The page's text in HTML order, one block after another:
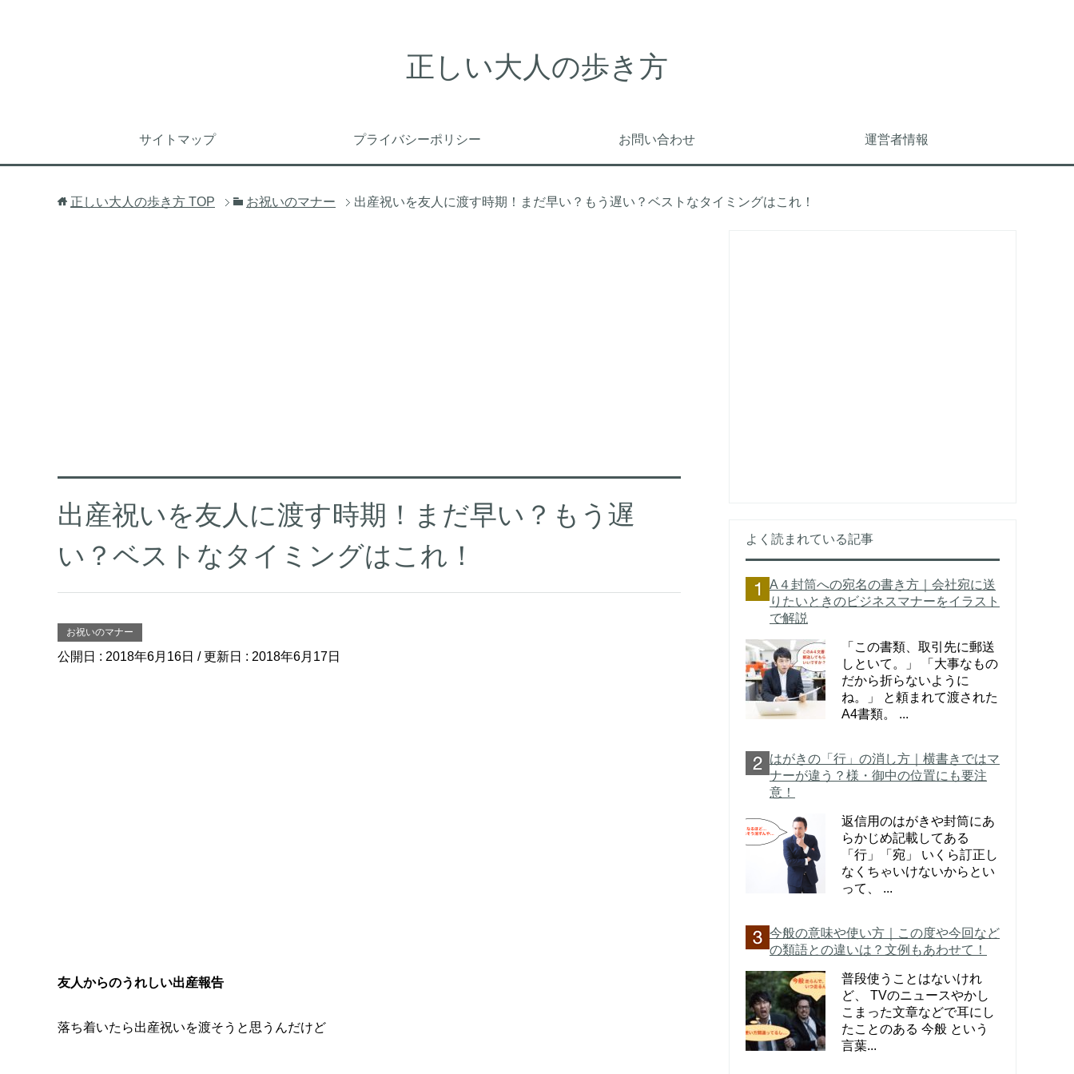
正しい大人の歩き方
サイトマップ プライバシーポリシー お問い合わせ 運営者情報
正しい大人の歩き方 TOP お祝いのマナー 出産祝いを友人に渡す時期！まだ早い？もう遅い？ベストなタイミングはこれ！
出産祝いを友人に渡す時期！まだ早い？もう遅
い？ベストなタイミングはこれ！
お祝いのマナー
公開日 : 2018年6月16日 / 更新日 : 2018年6月17日
友人からのうれしい出産報告
落ち着いたら出産祝いを渡そうと思うんだけど
よく読まれている記事
A４封筒への宛名の書き方｜会社宛に送
りたいときのビジネスマナーをイラスト
で解説
「この書類、取引先に郵送
しといて。」 「大事なもの
だから折らないように
ね。」 と頼まれて渡された
A4書類。 ...
はがきの「行」の消し方｜横書きではマ
ナーが違う？様・御中の位置にも要注
意！
返信用のはがきや封筒にあ
らかじめ記載してある
「行」「宛」 いくら訂正し
なくちゃいけないからとい
って、 ...
今般の意味や使い方｜この度や今回など
の類語との違いは？文例もあわせて！
普段使うことはないけれ
ど、 TVのニュースやかし
こまった文章などで耳にし
たことのある 今般 という
言葉...